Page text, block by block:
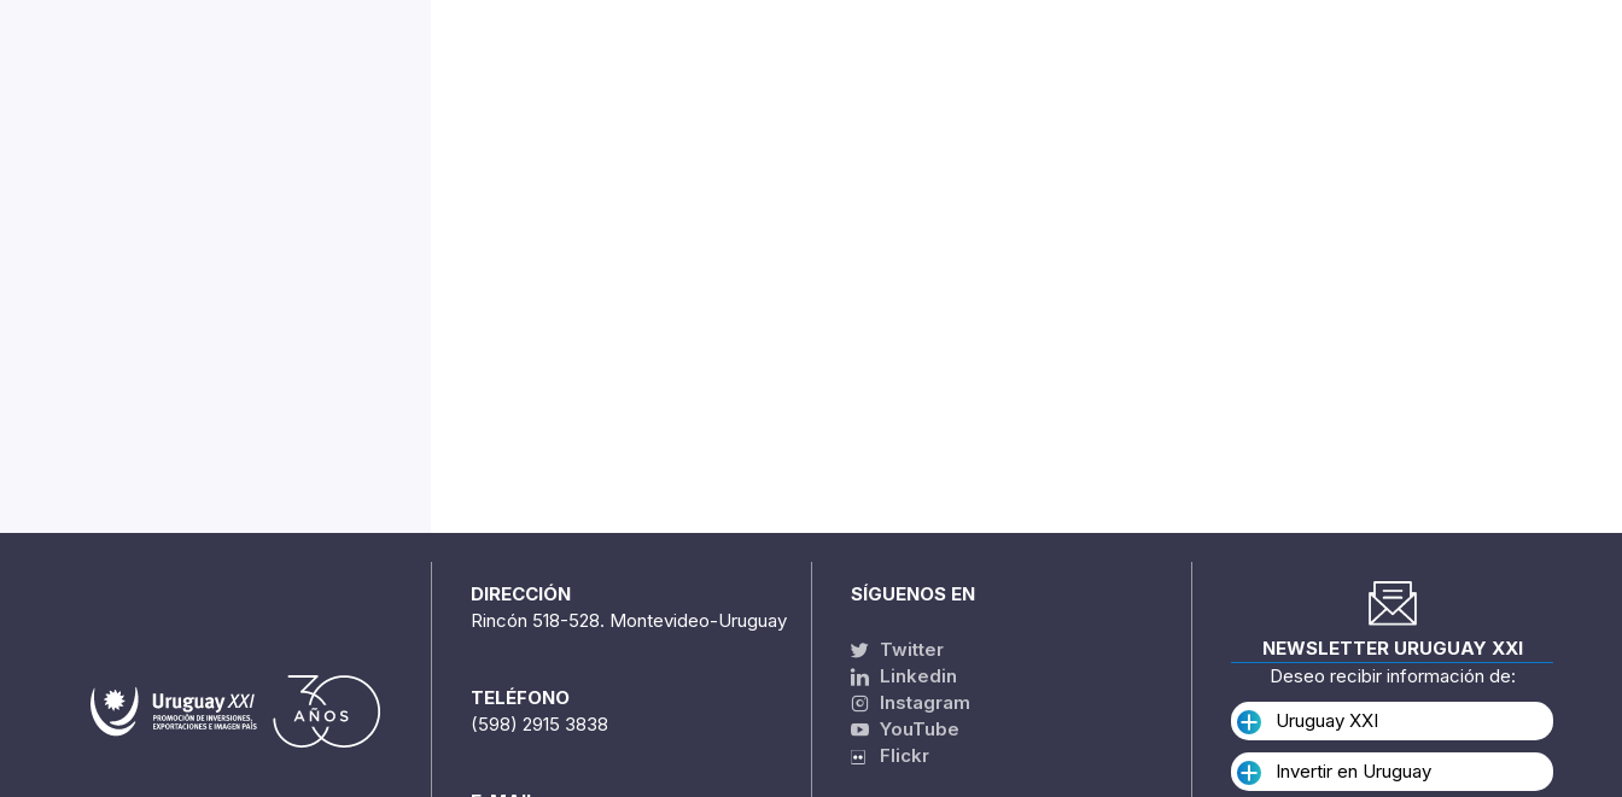
DIRECCIÓN
Rincón 518-528. Montevideo-Uruguay
TELÉFONO
(598) 2915 3838
SÍGUENOS EN
Twitter
Linkedin
Instagram
YouTube
Flickr
NEWSLETTER URUGUAY XXI
Deseo recibir información de:
Uruguay XXI
Invertir en Uruguay